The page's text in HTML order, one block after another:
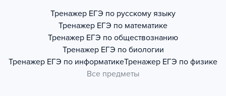
Тренажер ЕГЭ по русскому языку
Тренажер ЕГЭ по математике
Тренажер ЕГЭ по обществознанию
Тренажер ЕГЭ по биологии
Тренажер ЕГЭ по информатикеТренажер ЕГЭ по физике
Все предметы